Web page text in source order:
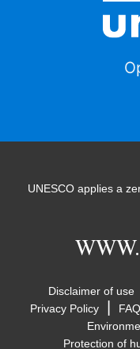
UNESCO applies a
Disclaimer of use
Privacy Policy FAQ
Protection of